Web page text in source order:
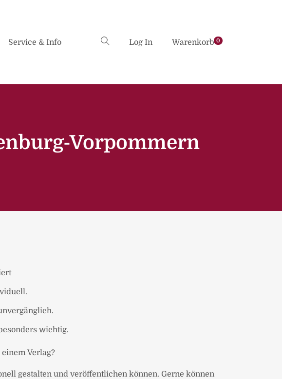
Service & Info Log In Warenkorb0
Vorpommern
wichtig.
Verlag?
gestalten und veröffentlichen können. Gerne können